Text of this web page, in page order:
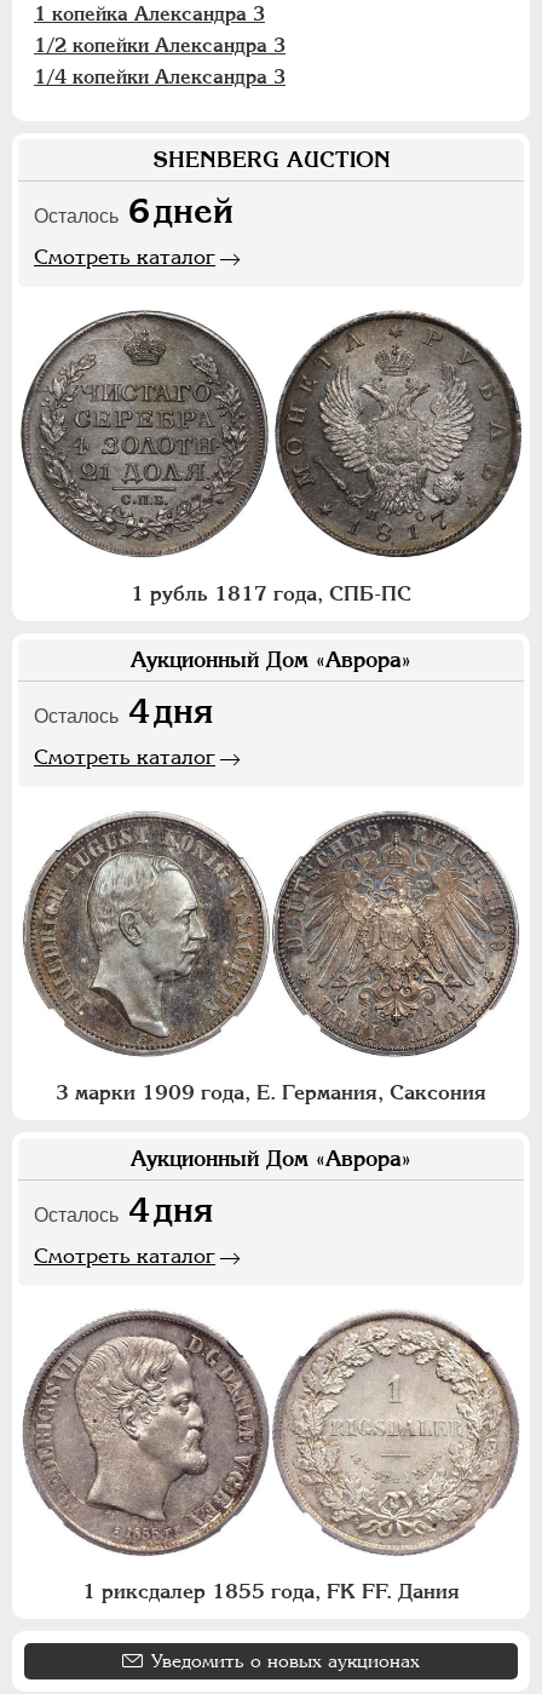
1 копейка Александра 3
1/2 копейки Александра 3
1/4 копейки Александра 3
SHENBERG AUCTION
Осталось 6дней
Смотреть каталог
1 рубль 1817 года, СПБ-ПС
Аукционный Дом «Аврора»
Осталось 4дня
Смотреть каталог
3 марки 1909 года, Е. Германия, Саксония
Аукционный Дом «Аврора»
Осталось 4дня
Смотреть каталог
1 риксдалер 1855 года, FK FF. Дания
Уведомить о новых аукционах